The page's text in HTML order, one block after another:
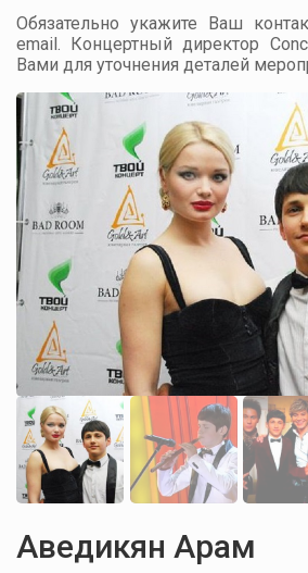
Обязательно укажите Ваш
email. Концертный директор
Вами для уточнения деталей
Аведикян Арам